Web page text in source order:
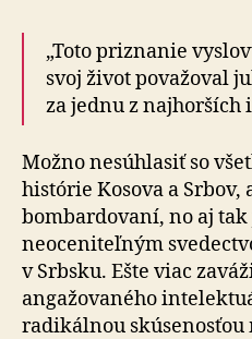
„Toto priznanie
svoj život považoval
za jednu z najhorších
Možno nesúhlasiť so
histórie Kosova a Srbov,
bombardovaní, no aj
neoceniteľným
v Srbsku. Ešte viac
angažovaného
radikálnou skúsenosťou